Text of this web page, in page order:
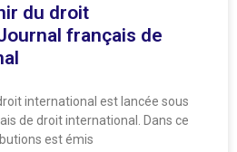
du droit
français de
international est lancée sous
de droit international. Dans ce
est émis